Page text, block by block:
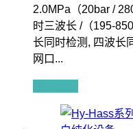
2.0MPa（20bar /
时三波长 /（195-
长同时检测, 四波长
网口...